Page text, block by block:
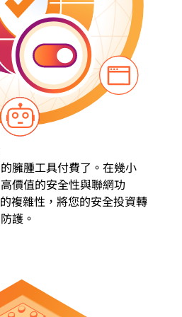
臃腫工具付費了。在幾小
價值的安全性與聯網功
複雜性，將您的安全投資轉
護。